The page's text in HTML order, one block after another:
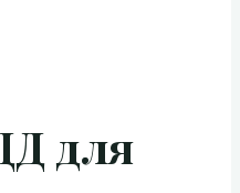
для